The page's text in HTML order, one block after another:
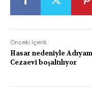
Önceki İçerik
Hasar nedeniyle
Cezaevi boşaltılıyor